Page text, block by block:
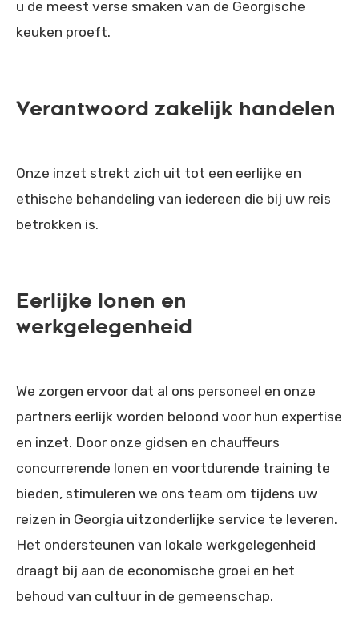
u de meest verse smaken van de Georgische
keuken proeft.
Verantwoord zakelijk handelen
Onze inzet strekt zich uit tot een eerlijke en
ethische behandeling van iedereen die bij uw reis
betrokken is.
Eerlijke lonen en
werkgelegenheid
We zorgen ervoor dat al ons personeel en onze
partners eerlijk worden beloond voor hun expertise
en inzet. Door onze gidsen en chauffeurs
concurrerende lonen en voortdurende training te
bieden, stimuleren we ons team om tijdens uw
reizen in Georgia uitzonderlijke service te leveren.
Het ondersteunen van lokale werkgelegenheid
draagt bij aan de economische groei en het
behoud van cultuur in de gemeenschap.